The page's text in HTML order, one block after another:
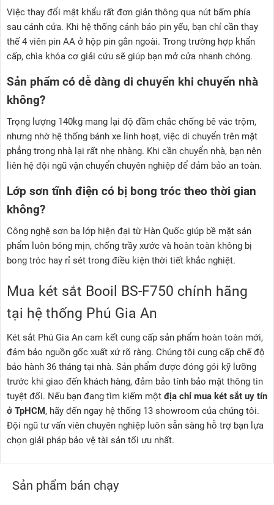
Việc thay đổi mật khẩu rất đơn giản thông qua nút bấm phía
sau cánh cửa. Khi hệ thống cảnh báo pin yếu, bạn chỉ cần thay
thế 4 viên pin AA ở hộp pin gắn ngoài. Trong trường hợp khẩn
cấp, chìa khóa cơ giải cứu sẽ giúp bạn mở cửa nhanh chóng.
Sản phẩm có dễ dàng di chuyển khi chuyển nhà
không?
Trọng lượng 140kg mang lại độ đầm chắc chống bê vác trộm,
nhưng nhờ hệ thống bánh xe linh hoạt, việc di chuyển trên mặt
phẳng trong nhà lại rất nhẹ nhàng. Khi cần chuyển nhà, bạn nên
liên hệ đội ngũ vận chuyển chuyên nghiệp để đảm bảo an toàn.
Lớp sơn tĩnh điện có bị bong tróc theo thời gian
không?
Công nghệ sơn ba lớp hiện đại từ Hàn Quốc giúp bề mặt sản
phẩm luôn bóng mịn, chống trầy xước và hoàn toàn không bị
bong tróc hay rỉ sét trong điều kiện thời tiết khắc nghiệt.
Mua két sắt Booil BS-F750 chính hãng
tại hệ thống Phú Gia An
Két sắt Phú Gia An cam kết cung cấp sản phẩm hoàn toàn mới,
đảm bảo nguồn gốc xuất xứ rõ ràng. Chúng tôi cung cấp chế độ
bảo hành 36 tháng tại nhà. Sản phẩm được đóng gói kỹ lưỡng
trước khi giao đến khách hàng, đảm bảo tính bảo mật thông tin
tuyệt đối. Nếu bạn đang tìm kiếm một địa chỉ mua két sắt uy tín
ở TpHCM, hãy đến ngay hệ thống 13 showroom của chúng tôi.
Đội ngũ tư vấn viên chuyên nghiệp luôn sẵn sàng hỗ trợ bạn lựa
chọn giải pháp bảo vệ tài sản tối ưu nhất.
Sản phẩm bán chạy